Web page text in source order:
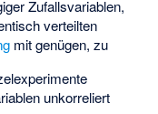
Zufallsvariablen,
verteilten
mitgenügen, zu
unkorreliert